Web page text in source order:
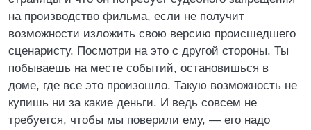
на производство фильма, если не получит
возможности изложить свою версию происшедшего
сценаристу. Посмотри на это с другой стороны. Ты
побываешь на месте событий, остановишься в
доме, где все это произошло. Такую возможность не
купишь ни за какие деньги. И ведь совсем не
требуется, чтобы мы поверили ему, — его надо